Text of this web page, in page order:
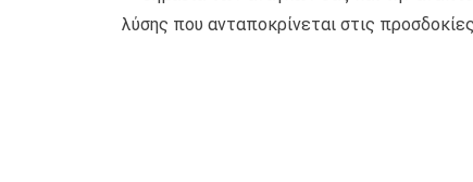
λύσης που ανταποκρίνεται στις